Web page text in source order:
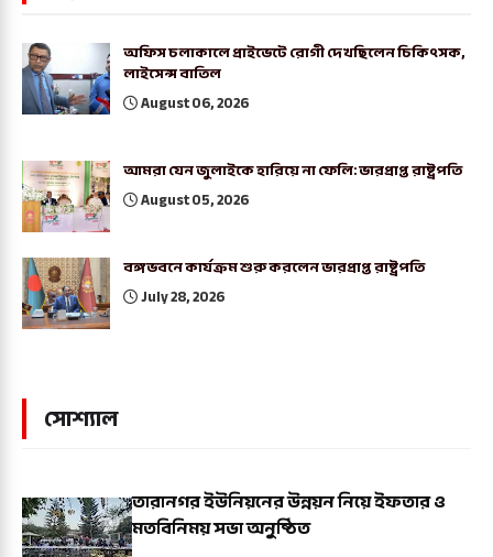
অফিস চলাকালে প্রাইভেটে রোগী দেখছিলেন চিকিৎসক,
লাইসেন্স বাতিল
August 06, 2026
আমরা যেন জুলাইকে হারিয়ে না ফেলি: ভারপ্রাপ্ত রাষ্ট্রপতি
August 05, 2026
বঙ্গভবনে কার্যক্রম শুরু করলেন ভারপ্রাপ্ত রাষ্ট্রপতি
July 28, 2026
সোশ্যাল
তারানগর ইউনিয়নের উন্নয়ন নিয়ে ইফতার ও
মতবিনিময় সভা অনুষ্ঠিত